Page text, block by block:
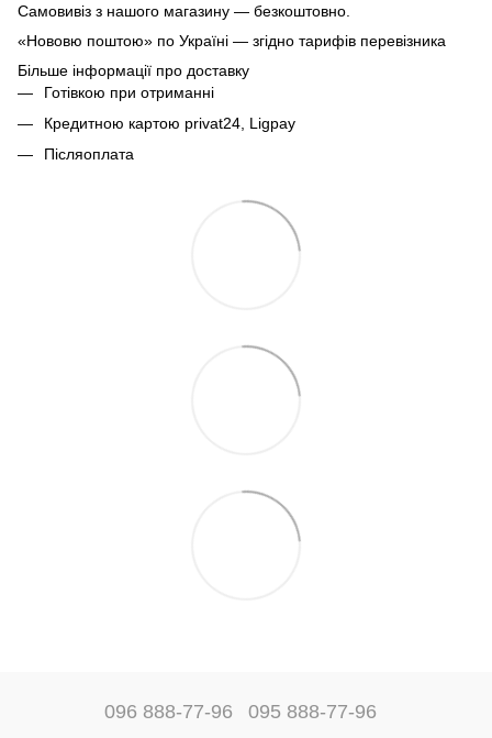
Самовивіз з нашого магазину — безкоштовно.
«Нововю поштою» по Україні — згідно тарифів перевізника
Більше інформації про доставку
Готівкою при отриманні
Кредитною картою privat24, Ligpay
Післяоплата
096 888-77-96 095 888-77-96